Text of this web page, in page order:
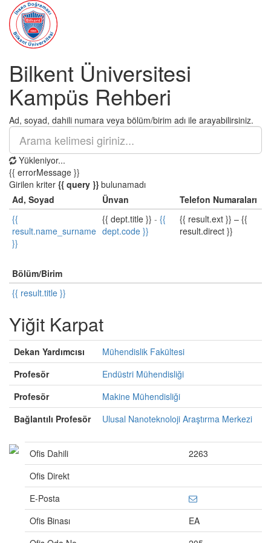
Bilkent Üniversitesi
Kampüs Rehberi
Ad, soyad, dahili numara veya bölüm/birim adı ile arayabilirsiniz.
Yükleniyor...
{{ errorMessage }}
Girilen kriter {{ query }} bulunamadı
Ad, Soyad
Ünvan
Telefon Numaraları
{{
result.name_surname
}}
{{ dept.title }} - {{
dept.code }}
{{ result.ext }} – {{
result.direct }}
Bölüm/Birim
{{ result.title }}
Yiğit Karpat
Dekan Yardımcısı
Mühendislik Fakültesi
Profesör
Endüstri Mühendisliği
Profesör
Makine Mühendisliği
Bağlantılı Profesör
Ulusal Nanoteknoloji Araştırma Merkezi
Ofis Dahili
2263
Ofis Direkt
E-Posta
Ofis Binası
EA